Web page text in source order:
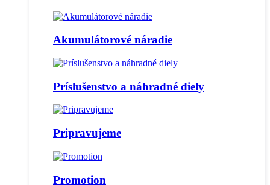
Akumulátorové náradie
Príslušenstvo a náhradné diely
Pripravujeme
Promotion